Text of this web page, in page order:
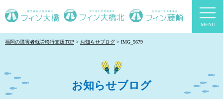
福岡の障害者就労移行支援TOP お知らせブログ IMG_5679
お知らせブログ